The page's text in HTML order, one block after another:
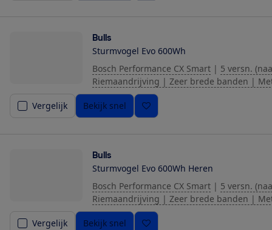
Bulls
Sturmvogel Evo 600Wh
Bosch Performance CX Smart | 5 versn.
Riemaandrijving | Zeer brede banden |
Vergelijk Bekijk snel
Bulls
Sturmvogel Evo 600Wh Heren
Bosch Performance CX Smart | 5 versn.
Riemaandrijving | Zeer brede banden |
Vergelijk Bekijk snel